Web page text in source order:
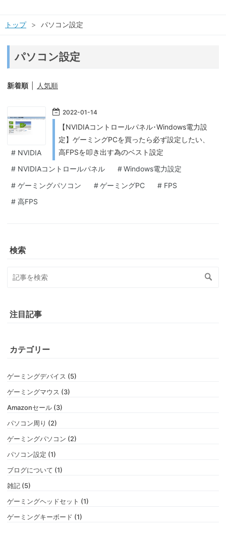
トップ > パソコン設定
パソコン設定
新着順 人気順
2022-01-14
【NVIDIAコントロールパネル･Windows電力設
定】ゲーミングPCを買ったら必ず設定したい、
高FPSを叩き出す為のベスト設定
# NVIDIA
# NVIDIAコントロールパネル # Windows電力設定
# ゲーミングパソコン # ゲーミングPC # FPS
# 高FPS
検索
注目記事
カテゴリー
ゲーミングデバイス (5)
ゲーミングマウス (3)
Amazonセール (3)
パソコン周り (2)
ゲーミングパソコン (2)
パソコン設定 (1)
ブログについて (1)
雑記 (5)
ゲーミングヘッドセット (1)
ゲーミングキーボード (1)